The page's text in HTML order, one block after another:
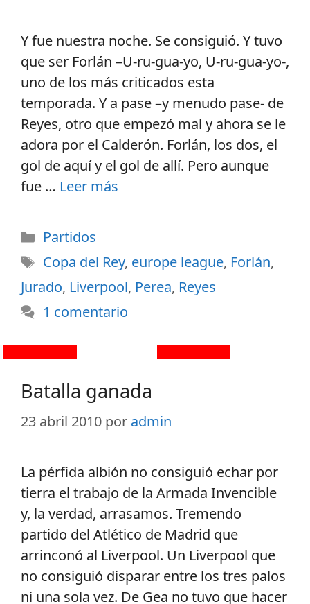
Y fue nuestra noche. Se consiguió. Y tuvo
que ser Forlán –U-ru-gua-yo, U-ru-gua-yo-,
uno de los más criticados esta
temporada. Y a pase –y menudo pase- de
Reyes, otro que empezó mal y ahora se le
adora por el Calderón. Forlán, los dos, el
gol de aquí y el gol de allí. Pero aunque
fue … Leer más
Partidos
Copa del Rey, europe league, Forlán,
Jurado, Liverpool, Perea, Reyes
1 comentario
Batalla ganada
23 abril 2010 por admin
La pérfida albión no consiguió echar por
tierra el trabajo de la Armada Invencible
y, la verdad, arrasamos. Tremendo
partido del Atlético de Madrid que
arrinconó al Liverpool. Un Liverpool que
no consiguió disparar entre los tres palos
ni una sola vez. De Gea no tuvo que hacer